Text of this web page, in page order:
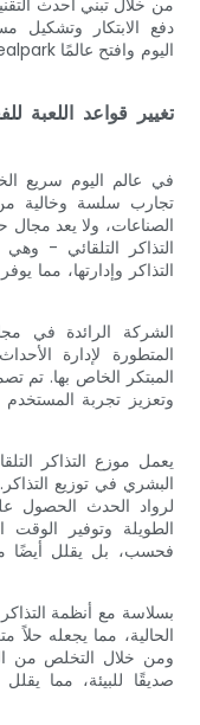
من خلال تبني أحدث
تغيير قواعد اللعبة
في عالم اليوم سريع
تجارب سلسة وخالية
الصناعات، ولا يعد مجال
التذاكر التلقائي - وهي
التذاكر وإدارتها، مما
المتطورة لإدارة
المبتكر الخاص بها. تم
وتعزيز تجربة المستخدم
يعمل موزع التذاكر
البشري في توزيع
لرواد الحدث الحصول
الطويلة وتوفير
فحسب، بل يقلل أيضًا من
الحالية، مما يجعله حلاً
ومن خلال التخلص من
صديقًا للبيئة، مما